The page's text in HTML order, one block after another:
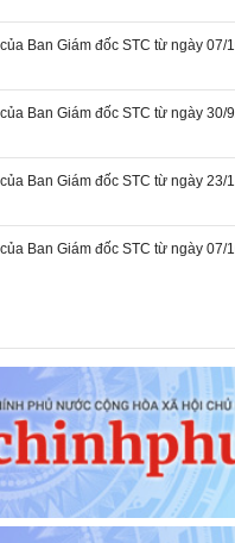
Ban Giám đốc STC từ ngày 07/
Ban Giám đốc STC từ ngày 30/
Ban Giám đốc STC từ ngày 23/
Ban Giám đốc STC từ ngày 07/
Ban Giám đốc STC từ ngày 04/